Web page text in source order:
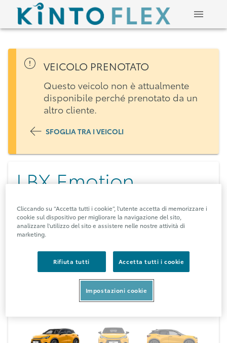
VEICOLO PRENOTATO
Questo veicolo non è attualmente
disponibile perché prenotato da un
altro cliente.
SFOGLIA TRA I VEICOLI
LBX Emotion
1.5 Hybrid (136 CV)
Cliccando su “Accetta tutti i cookie”, l'utente accetta di memorizzare i
cookie sul dispositivo per migliorare la navigazione del sito,
analizzare l'utilizzo del sito e assistere nelle nostre attività di
marketing.
Rifiuta tutti Accetta tutti i cookie
Impostazioni cookie